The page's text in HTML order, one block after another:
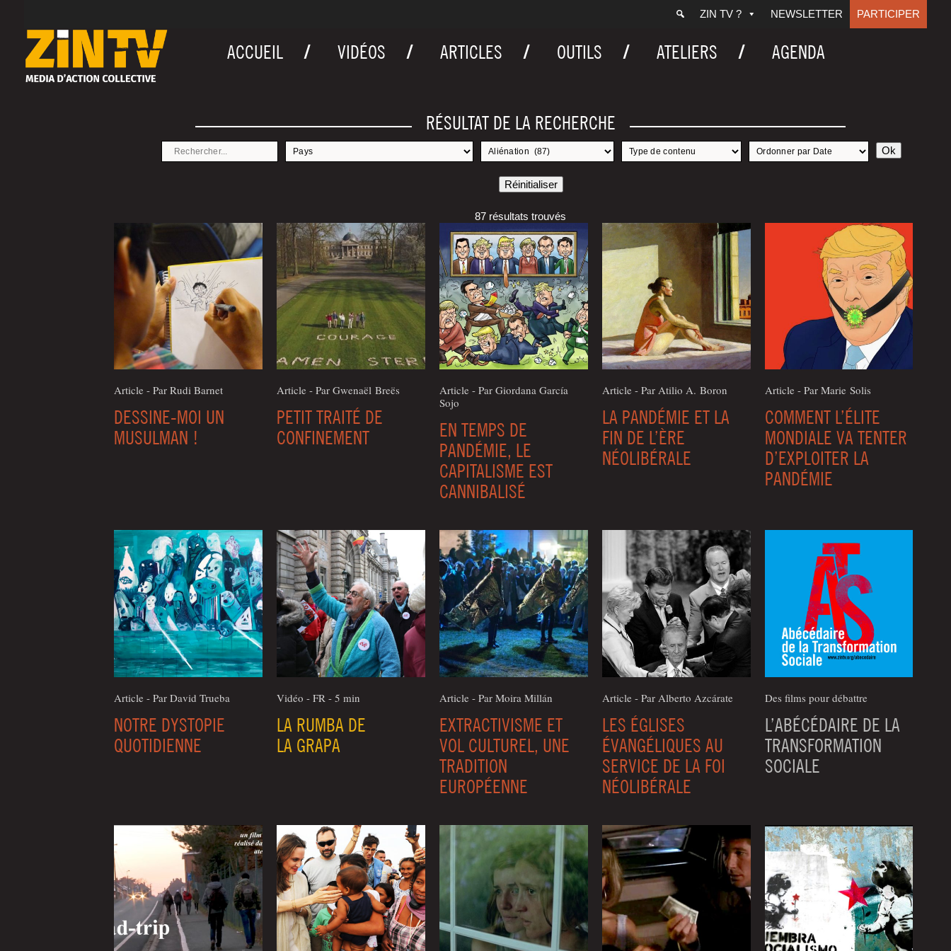
ZIN TV ? NEWSLETTER PARTICIPER
ACCUEIL VIDÉOS ARTICLES OUTILS ATELIERS AGENDA
RÉSULTAT DE LA RECHERCHE
87 résultats trouvés
Article - Par Rudi Barnet
DESSINE-MOI UN
MUSULMAN !
Article - Par Gwe­naël Breës
PETIT TRAITÉ DE
CONFINEMENT
Article - Par Gior­da­na García
Sojo
EN TEMPS DE
PANDÉMIE, LE
CAPITALISME EST
CANNIBALISÉ
Article - Par Ati­lio A. Boron
LA PANDÉMIE ET LA
FIN DE L’ÈRE
NÉOLIBÉRALE
Article - Par Marie Solis
COMMENT L’ÉLITE
MONDIALE VA TENTER
D’EXPLOITER LA
PANDÉMIE
Article - Par David True­ba
NOTRE DYSTOPIE
QUOTIDIENNE
Vidéo - FR - 5 min
LA RUMBA DE
LA GRAPA
Article - Par Moi­ra Millán
EXTRACTIVISME ET
VOL CULTUREL, UNE
TRADITION
EUROPÉENNE
Article - Par Alber­to Azcárate
LES ÉGLISES
ÉVANGÉLIQUES AU
SERVICE DE LA FOI
NÉOLIBÉRALE
Des films pour débattre
L’ABÉCÉDAIRE DE LA
TRANSFORMATION
SOCIALE